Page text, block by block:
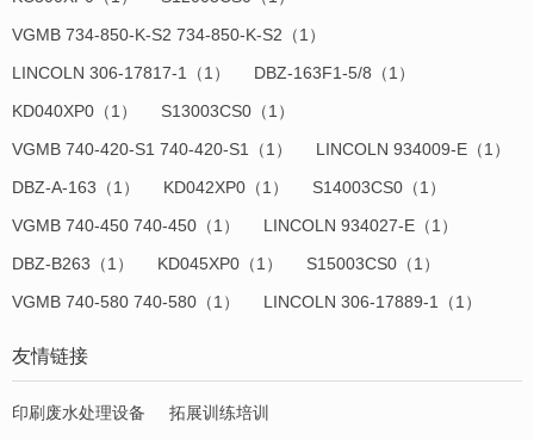
VGMB 734-850-K-S2 734-850-K-S2（1）
LINCOLN 306-17817-1（1）
DBZ-163F1-5/8（1）
KD040XP0（1）
S13003CS0（1）
VGMB 740-420-S1 740-420-S1（1）
LINCOLN 934009-E（1）
DBZ-A-163（1）
KD042XP0（1）
S14003CS0（1）
VGMB 740-450 740-450（1）
LINCOLN 934027-E（1）
DBZ-B263（1）
KD045XP0（1）
S15003CS0（1）
VGMB 740-580 740-580（1）
LINCOLN 306-17889-1（1）
友情链接
印刷废水处理设备 拓展训练培训